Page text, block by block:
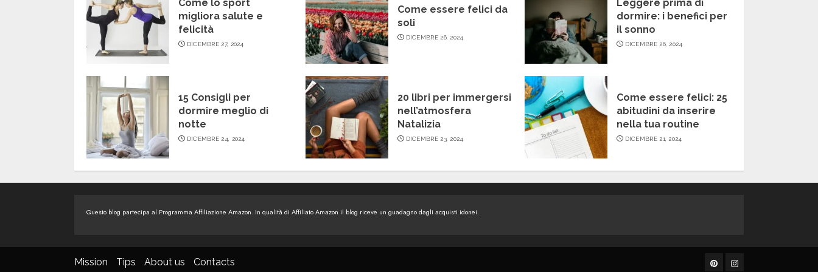
Come lo sport
migliora salute e
felicità
DICEMBRE 27, 2024
Come essere felici da
soli
DICEMBRE 26, 2024
Leggere prima di
dormire: i benefici per
il sonno
DICEMBRE 26, 2024
15 Consigli per
dormire meglio di
notte
DICEMBRE 24, 2024
20 libri per immergersi
nell’atmosfera
Natalizia
DICEMBRE 23, 2024
Come essere felici: 25
abitudini da inserire
nella tua routine
DICEMBRE 21, 2024
Questo blog partecipa al Programma Affiliazione Amazon. In qualità di Affiliato Amazon il blog riceve un guadagno dagli acquisti idonei.
Mission Tips About us Contacts PinterestInstagram